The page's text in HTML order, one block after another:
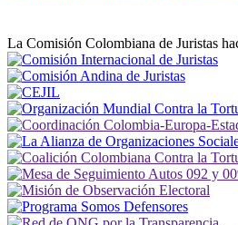
La Comisión Colombiana de Juristas